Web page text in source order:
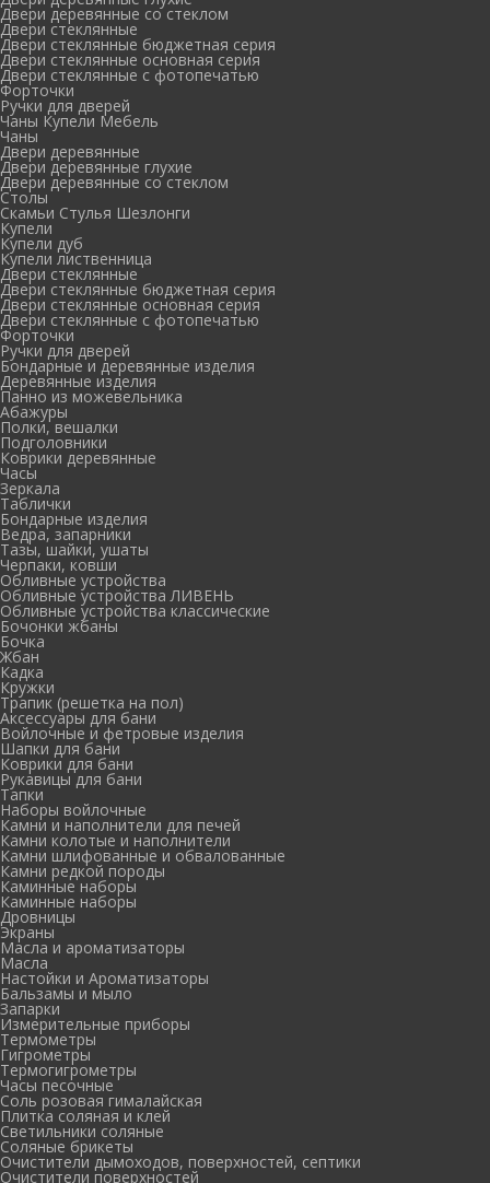
Двери деревянные со стеклом
Двери стеклянные
Двери стеклянные бюджетная серия
Двери стеклянные основная серия
Двери стеклянные с фотопечатью
Форточки
Ручки для дверей
Чаны Купели Мебель
Чаны
Двери деревянные
Двери деревянные глухие
Двери деревянные со стеклом
Столы
Скамьи Стулья Шезлонги
Купели
Купели дуб
Купели лиственница
Двери стеклянные
Двери стеклянные бюджетная серия
Двери стеклянные основная серия
Двери стеклянные с фотопечатью
Форточки
Ручки для дверей
Бондарные и деревянные изделия
Деревянные изделия
Панно из можевельника
Абажуры
Полки, вешалки
Подголовники
Коврики деревянные
Часы
Зеркала
Таблички
Бондарные изделия
Ведра, запарники
Тазы, шайки, ушаты
Черпаки, ковши
Обливные устройства
Обливные устройства ЛИВЕНЬ
Обливные устройства классические
Бочонки жбаны
Бочка
Жбан
Кадка
Кружки
Трапик (решетка на пол)
Аксессуары для бани
Войлочные и фетровые изделия
Шапки для бани
Коврики для бани
Рукавицы для бани
Тапки
Наборы войлочные
Камни и наполнители для печей
Камни колотые и наполнители
Камни шлифованные и обвалованные
Камни редкой породы
Каминные наборы
Каминные наборы
Дровницы
Экраны
Масла и ароматизаторы
Масла
Настойки и Ароматизаторы
Бальзамы и мыло
Запарки
Измерительные приборы
Термометры
Гигрометры
Термогигрометры
Часы песочные
Соль розовая гималайская
Плитка соляная и клей
Светильники соляные
Соляные брикеты
Очистители дымоходов, поверхностей, септики
Очистители поверхностей